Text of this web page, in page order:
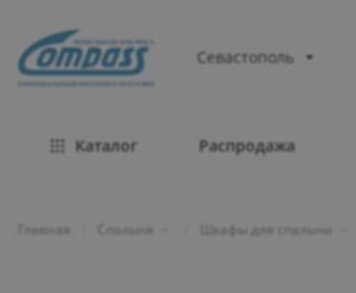
МЕБЕЛЬНАЯ ФАБРИКА
ОФИЦИАЛЬНЫЙ ИНТЕРНЕТ-МАГАЗИН
Севастополь
Каталог Распродажа
Главная Шкафы для спальни